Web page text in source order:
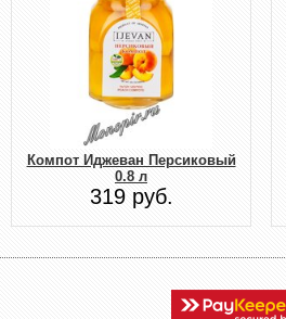
Компот Иджеван Персиковый
0.8 л
319 руб.